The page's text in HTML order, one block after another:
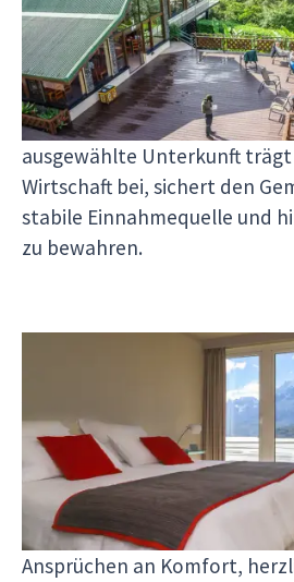
Durch die Zusammenarbeit
Unterkünften garantieren wir
außergewöhnliche
südamerikanischen Kulturen
ausgewählte Unterkunft
Wirtschaft bei, sichert den
stabile Einnahmequelle und
zu bewahren.
Experten vor Ort für eine
Unser Team, das in
unsere Reisen organisiert,
Unterkunft aus erster Hand
sicherzustellen, dass sie
Ansprüchen an Komfort,